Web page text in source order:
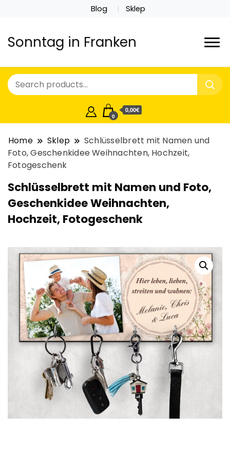
Blog Sklep
Sonntag in Franken
0
0,00€
Home Sklep
Schlüsselbrett mit Namen und
Foto, Geschenkidee Weihnachten, Hochzeit,
Fotogeschenk
Schlüsselbrett mit Namen und Foto,
Geschenkidee Weihnachten,
Hochzeit, Fotogeschenk